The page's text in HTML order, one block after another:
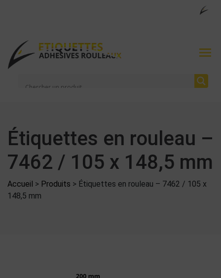
Étiquettes en rouleau –
7462 / 105 x 148,5 mm
Accueil > Produits > Étiquettes en rouleau – 7462 / 105 x
148,5 mm